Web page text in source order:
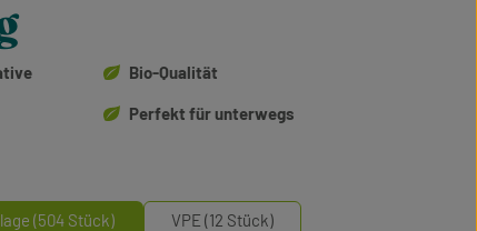
Bio-Qualität
Perfekt für unterwegs
(504 Stück) VPE (12 Stück)